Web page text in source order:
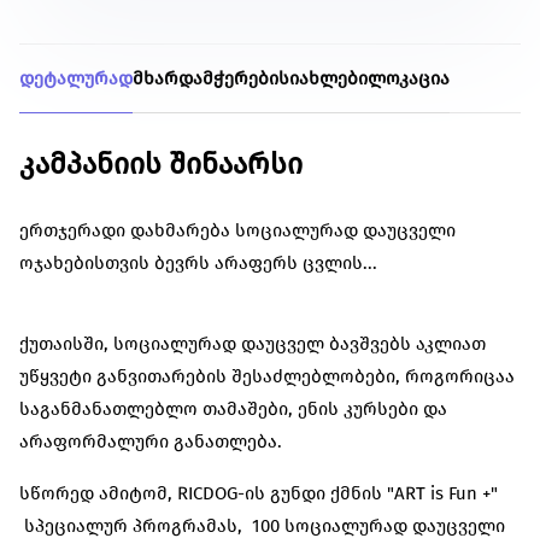
დეტალურადმხარდამჭერებისიახლებილოკაცია
კამპანიის შინაარსი
ერთჯერადი დახმარება სოციალურად დაუცველი
ოჯახებისთვის ბევრს არაფერს ცვლის...
ქუთაისში, სოციალურად დაუცველ ბავშვებს აკლიათ
უწყვეტი განვითარების შესაძლებლობები, როგორიცაა
საგანმანათლებლო თამაშები, ენის კურსები და
არაფორმალური განათლება.
სწორედ ამიტომ, RICDOG-ის გუნდი ქმნის "ART is Fun +"
სპეციალურ პროგრამას, 100 სოციალურად დაუცველი